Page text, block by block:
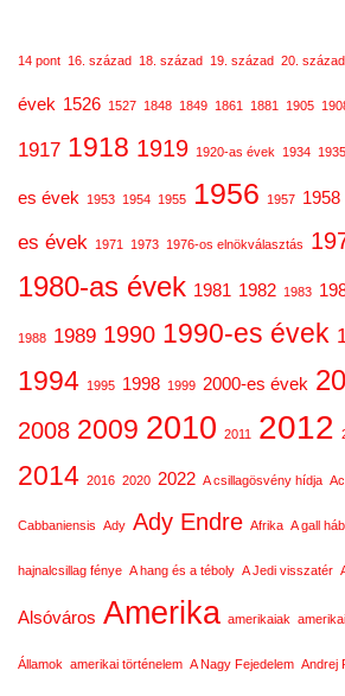
14 pont 16. század 18. század 19. század 20. század
évek 1526 1527 1848 1849 1861 1881 1905
1917 1918 1919 1920-as évek 1934 1935
es évek 1953 1954 1955 1956 1957 1958
es évek
1971 1973 1976-os elnökválasztás
1980-as évek 1981 1982 1983
1988 1989 1990 1990-es évek
1994 1995 1998 1999 2000-es évek
2008 2009 2010 2011 2012
2014 2016 2020 2022 A csillagösvény hídja
Cabbaniensis Ady Ady Endre Afrika A gall
hajnalcsillag fénye A hang és a téboly A Jedi visszatér
Alsóváros Amerika amerikaiak
Államok amerikai történelem A Nagy Fejedelem Andrej